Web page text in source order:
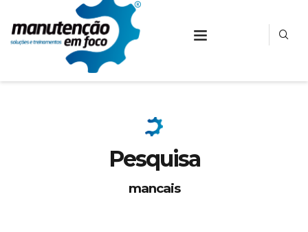
Pesquisa
mancais